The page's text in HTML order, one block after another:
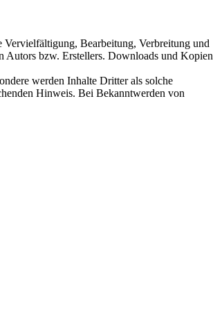
Vervielfältigung, Bearbeitung, Verbreitung und
Autors bzw. Erstellers. Downloads und Kopien
werden Inhalte Dritter als solche
Hinweis. Bei Bekanntwerden von